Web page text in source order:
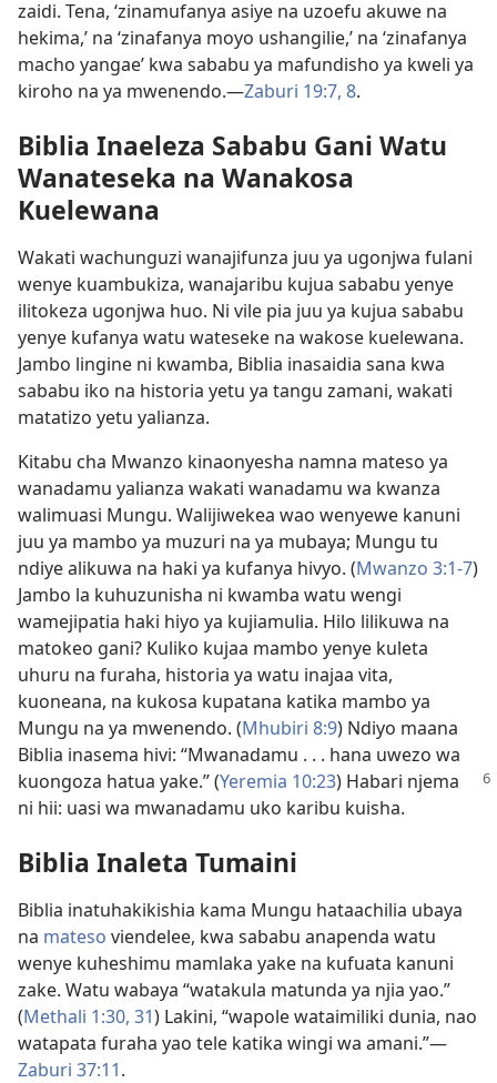
zaidi. Tena, ‘zinamufanya asiye na uzoefu akuwe na
hekima,’ na ‘zinafanya moyo ushangilie,’ na ‘zinafanya
macho yangae’ kwa sababu ya mafundisho ya kweli ya
kiroho na ya mwenendo.—Zaburi 19:7, 8.
Biblia Inaeleza Sababu Gani Watu
Wanateseka na Wanakosa
Kuelewana
Wakati wachunguzi wanajifunza juu ya ugonjwa fulani
wenye kuambukiza, wanajaribu kujua sababu yenye
ilitokeza ugonjwa huo. Ni vile pia juu ya kujua sababu
yenye kufanya watu wateseke na wakose kuelewana.
Jambo lingine ni kwamba, Biblia inasaidia sana kwa
sababu iko na historia yetu ya tangu zamani, wakati
matatizo yetu yalianza.
Kitabu cha Mwanzo kinaonyesha namna mateso ya
wanadamu yalianza wakati wanadamu wa kwanza
walimuasi Mungu. Walijiwekea wao wenyewe kanuni
juu ya mambo ya muzuri na ya mubaya; Mungu tu
ndiye alikuwa na haki ya kufanya hivyo. (Mwanzo 3:1-7)
Jambo la kuhuzunisha ni kwamba watu wengi
wamejipatia haki hiyo ya kujiamulia. Hilo lilikuwa na
matokeo gani? Kuliko kujaa mambo yenye kuleta
uhuru na furaha, historia ya watu inajaa vita,
kuoneana, na kukosa kupatana katika mambo ya
Mungu na ya mwenendo. (Mhubiri 8:9) Ndiyo maana
Biblia inasema hivi: “Mwanadamu . . . hana uwezo wa
kuongoza hatua yake.”(Yeremia 10:23) Habari njema
ni hii: uasi wa mwanadamu uko karibu kuisha.
Biblia Inaleta Tumaini
Biblia inatuhakikishia kama Mungu hataachilia ubaya
na mateso viendelee, kwa sababu anapenda watu
wenye kuheshimu mamlaka yake na kufuata kanuni
zake. Watu wabaya “watakula matunda ya njia yao.”
(Methali 1:30, 31) Lakini, “wapole wataimiliki dunia, nao
watapata furaha yao tele katika wingi wa amani.”—
Zaburi 37:11.